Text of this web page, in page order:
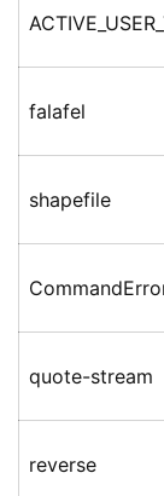
falafel
shapefile
quote-stream
reverse